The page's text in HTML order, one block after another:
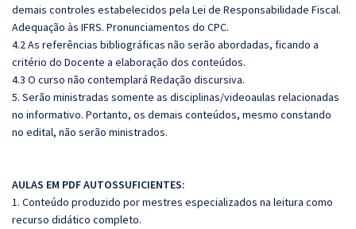
demais controles estabelecidos pela Lei de Responsabilidade Fiscal.
Adequação às IFRS. Pronunciamentos do CPC.
4.2 As referências bibliográficas não serão abordadas, ficando a
critério do Docente a elaboração dos conteúdos.
4.3 O curso não contemplará Redação discursiva.
5. Serão ministradas somente as disciplinas/videoaulas relacionadas
no informativo. Portanto, os demais conteúdos, mesmo constando
no edital, não serão ministrados.
AULAS EM PDF AUTOSSUFICIENTES:
1. Conteúdo produzido por mestres especializados na leitura como
recurso didático completo.